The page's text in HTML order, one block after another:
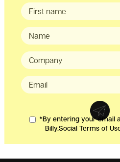
*By entering your email
Billy.Social Terms of